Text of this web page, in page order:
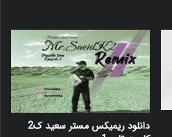
دانلود ریمیکس مستر سعید ک2